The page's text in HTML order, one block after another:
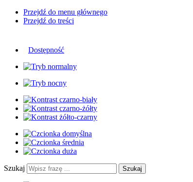
Przejdź do menu głównego
Przejdź do treści
Dostępność
Szukaj Szukaj